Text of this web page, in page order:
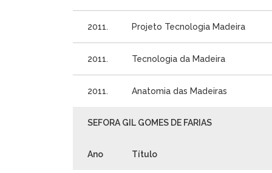
2011. Projeto Tecnologia Madeira
2011. Tecnologia da Madeira
2011. Anatomia das Madeiras
SEFORA GIL GOMES DE FARIAS
Ano Título